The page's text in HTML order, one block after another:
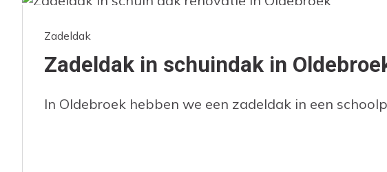
Zadeldak
Zadeldak in schuindak in
In Oldebroek hebben we een zadeldak in een